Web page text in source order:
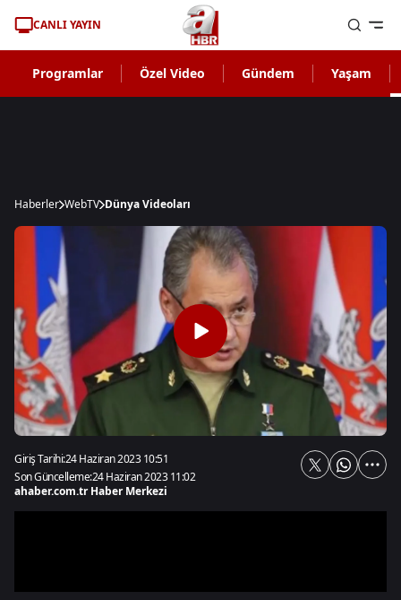
CANLI YAYIN
Programlar Özel Video Gündem Yaşam
Haberler WebTV Dünya Videoları
Giriş Tarihi:24 Haziran 2023 10:51
Son Güncelleme:24 Haziran 2023 11:02
ahaber.com.tr Haber Merkezi